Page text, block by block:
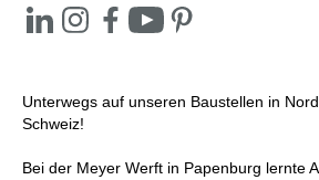
Unterwegs auf unseren Baustellen in
Schweiz!
Bei der Meyer Werft in Papenburg lernte